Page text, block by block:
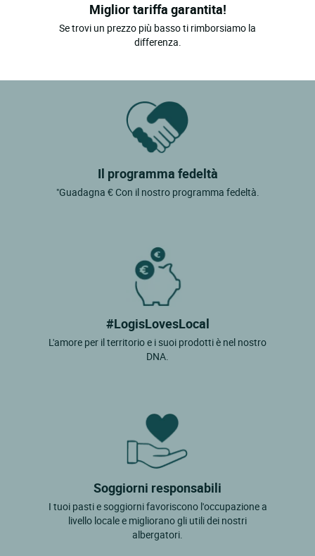
Miglior tariffa garantita!
Se trovi un prezzo più basso ti rimborsiamo la
differenza.
Il programma fedeltà
"Guadagna € Con il nostro programma fedeltà.
#LogisLovesLocal
L'amore per il territorio e i suoi prodotti è nel nostro
DNA.
Soggiorni responsabili
I tuoi pasti e soggiorni favoriscono l'occupazione a
livello locale e migliorano gli utili dei nostri
albergatori.